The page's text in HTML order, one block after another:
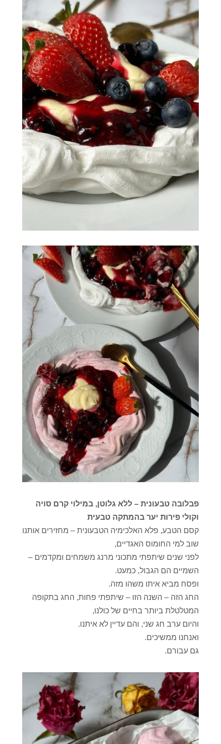
פבלובה טבעונית – ללא גלוטן, במילוי קרם סויה
וקולי פירות יער בהמתקה טבעית
קסם הטבע, פלא האלכימיה הטבעונית – מחזירים אותנו
שוב למי החומוס האגדיים,
לפני שנים שיתפתי מתכוני מרנג משמחים ומקדמים –
השמיים הם הגבול, כמעט.
ופסח מביא איתו משהו מזה.
החג הזה – השנה הזו – שיתפתי פחות, החג בתקופה
המטלטלת ביותר בחיים של כולנו,
והיום ערב חג שני, והם עדיין לא איתנו.
ואנחנו ממשיכים.
גם עבורם.